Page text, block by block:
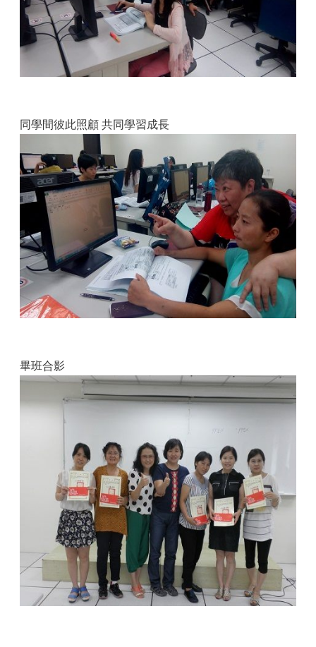
同學間彼此照顧 共同學習成長
畢班合影